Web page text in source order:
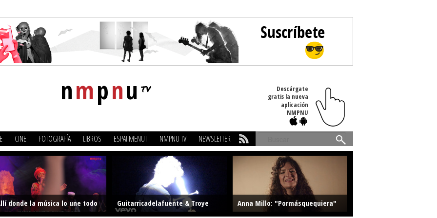
nmpnu tv
Descárgate
gratis la nueva
aplicación
NMPNU
CINE FOTOGRAFÍA LIBROS ESPAI MENUT NMPNU TV NEWSLETTER
Buscar
donde la música lo une todo
Guitarricadelafuente & Troye
Anna Millo: "Pormásquequiera"